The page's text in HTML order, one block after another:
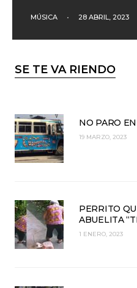
MÚSICA • 28 ABRIL, 2023
SE TE VA RIENDO
NO PARO
19 MARZO, 2023
PERRITO
ABUELITA
1 ENERO, 2023